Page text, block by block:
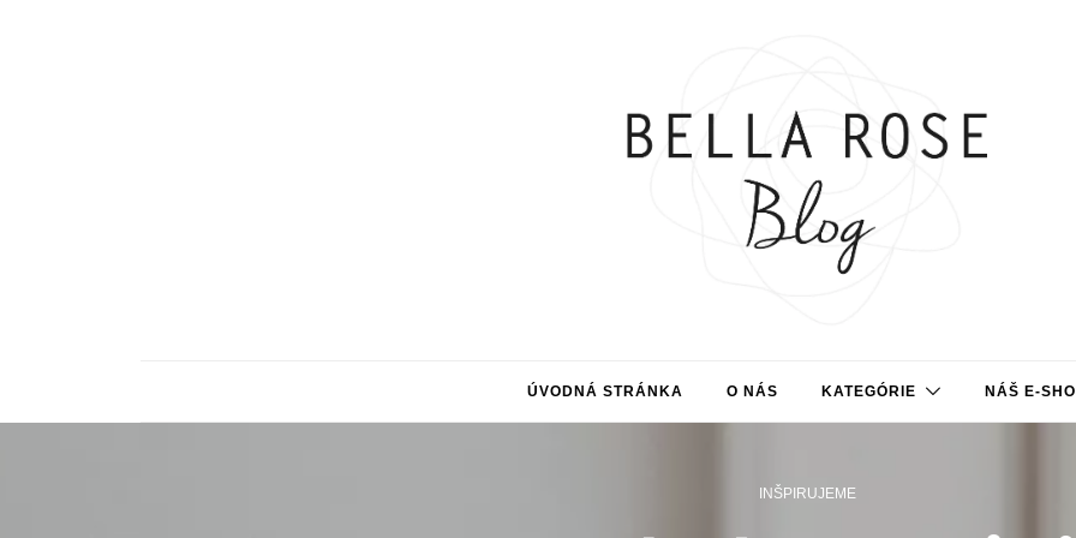
ÚVODNÁ STRÁNKA O NÁS KATEGÓRIE NÁŠ E-
INŠPIRUJEME